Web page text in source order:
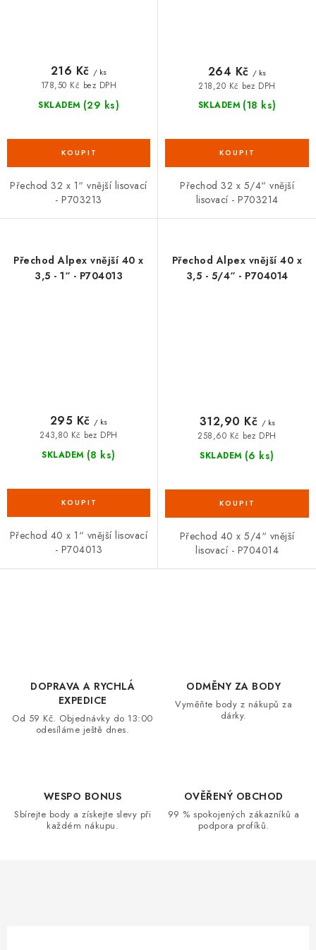
SKLADEM (29 ks)
178,50 Kč bez DPH
216 Kč / ks
Přechod 32 x 1“ vnější lisovací
- P703213
SKLADEM (18 ks)
218,20 Kč bez DPH
264 Kč / ks
Přechod 32 x 5/4“ vnější
lisovací - P703214
Přechod Alpex vnější 40 x
3,5 - 1“ - P704013
SKLADEM (8 ks)
243,80 Kč bez DPH
295 Kč / ks
Přechod 40 x 1“ vnější lisovací
- P704013
Přechod Alpex vnější 40 x
3,5 - 5/4“ - P704014
SKLADEM (6 ks)
258,60 Kč bez DPH
312,90 Kč / ks
Přechod 40 x 5/4“ vnější
lisovací - P704014
c
k
DOPRAVA A RYCHLÁ
EXPEDICE
Od 59 Kč. Objednávky do 13:00
odesíláme ještě dnes.
ODMĚNY ZA BODY
Vyměňte body z nákupů za
dárky.
WESPO BONUS
Sbírejte body a získejte slevy při
každém nákupu.
OVĚŘENÝ OBCHOD
99 % spokojených zákazníků a
podpora profíků.